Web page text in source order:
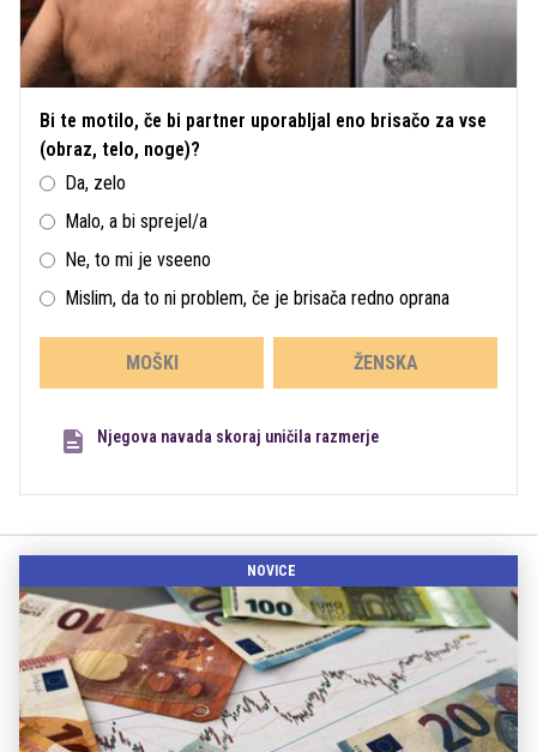
Bi te motilo, če bi partner uporabljal eno brisačo za vse
(obraz, telo, noge)?
Da, zelo
Malo, a bi sprejel/a
Ne, to mi je vseeno
Mislim, da to ni problem, če je brisača redno oprana
MOŠKI ŽENSKA
Njegova navada skoraj uničila razmerje
NOVICE